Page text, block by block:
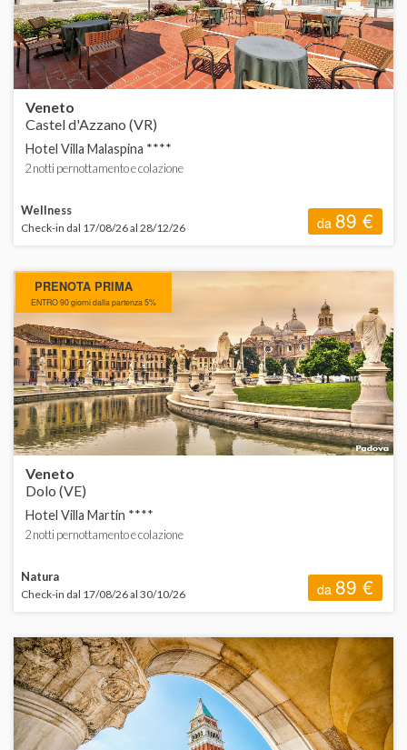
Veneto
Castel d'Azzano (VR)
Hotel Villa Malaspina ****
2 notti pernottamento e colazione
Wellness
Check-in dal 17/08/26 al 28/12/26 da89 €
PRENOTA PRIMA
ENTRO 90 giorni dalla partenza 5%
Veneto
Dolo (VE)
Hotel Villa Martin ****
2 notti pernottamento e colazione
Natura
Check-in dal 17/08/26 al 30/10/26 da89 €